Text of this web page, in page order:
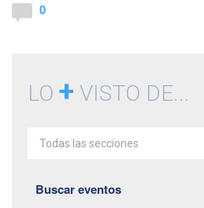
0
LO + VISTO DE...
Todas las secciones
Buscar eventos